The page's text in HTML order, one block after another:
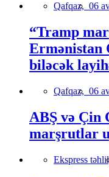
Qafqaz, 06
“Tramp
Ermənistan
biləcək
Qafqaz, 06
ABŞ və Çin
marşrutlar
Ekspress